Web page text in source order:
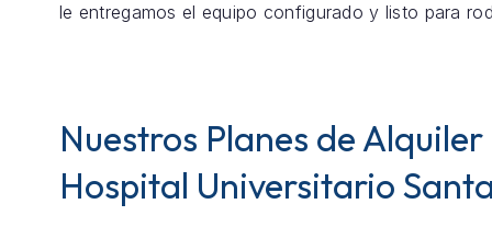
le entregamos el equipo configurado y listo para
Nuestros Planes de Alquiler
Hospital Universitario